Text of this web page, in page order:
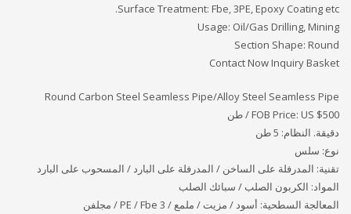
Surface Treatment: Fbe, 3PE, Epoxy Coating etc.
Usage: Oil/Gas Drilling, Mining
Section Shape: Round
Contact Now Inquiry Basket
Round Carbon Steel Seamless Pipe/Alloy Steel Seamless Pipe
FOB Price: US $500 / طن
دقيقة. النظام: 5 طن
نوع: سلس
تقنية: المدرفلة على الساخن / المدرفلة على البارد / المسحوب على البارد
المواد: الكربون الصلب / سبائك الصلب
المعالجة السطحية: أسود / مزيت / ملمع / 3 PE / Fbe / مجلفن